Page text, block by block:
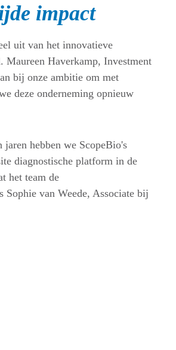
impact
uit van het innovatieve
Maureen Haverkamp, Investment
bij onze ambitie om met
deze onderneming opnieuw
hebben we ScopeBio's
diagnostische platform in de
het team de
Sophie van Weede, Associate bij